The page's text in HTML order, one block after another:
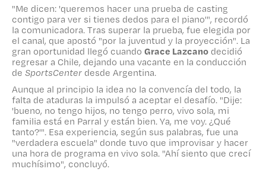
"Me dicen: 'queremos hacer una prueba de casting
contigo para ver si tienes dedos para el piano'", recordó
la comunicadora. Tras superar la prueba, fue elegida por
el canal, que apostó "por la juventud y la proyección". La
gran oportunidad llegó cuando Grace Lazcano decidió
regresar a Chile, dejando una vacante en la conducción
de SportsCenter desde Argentina.
Aunque al principio la idea no la convencía del todo, la
falta de ataduras la impulsó a aceptar el desafío. "Dije:
'bueno, no tengo hijos, no tengo perro, vivo sola, mi
familia está en Parral y están bien. Ya, me voy. ¿Qué
tanto?'". Esa experiencia, según sus palabras, fue una
"verdadera escuela" donde tuvo que improvisar y hacer
una hora de programa en vivo sola. "Ahí siento que crecí
muchísimo", concluyó.